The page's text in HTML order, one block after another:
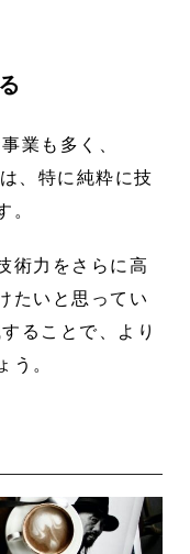
業も多く、
、特に純粋に技
術力をさらに高
たいと思ってい
ることで、より
う。